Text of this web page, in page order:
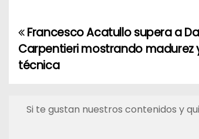
N
a
e
Francesco Acatullo supera a
Carpentieri mostrando madurez
técnica
Si te gustan nuestros contenidos y